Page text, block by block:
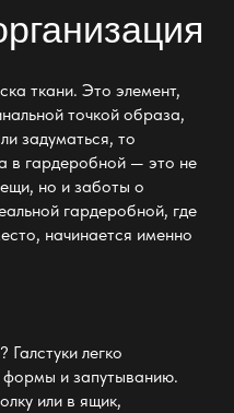
ткани. Это элемент,
точкой образа,
задуматься, то
в гардеробной — это не
но и заботы о
гардеробной, где
начинается именно
легко
и запутыванию.
или в ящик,